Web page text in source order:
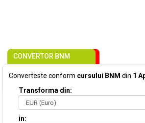
CONVERTOR BNM
Converteste conform cursului BNM din 1
Transforma din:
in: